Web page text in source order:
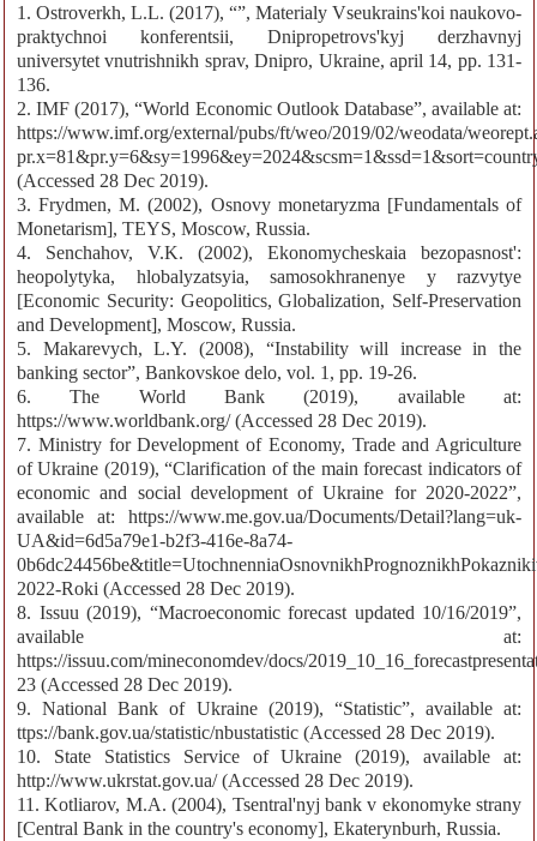
1. Ostroverkh, L.L. (2017), “”, Materialy Vseukrains'koi naukovo-
praktychnoi konferentsii, Dnipropetrovs'kyj derzhavnyj
universytet vnutrishnikh sprav, Dnipro, Ukraine, april 14, pp. 131-
136.
2. IMF (2017), “World Economic Outlook Database”, available at:
https://www.imf.org/external/pubs/ft/weo/2019/02/weodata/
(Accessed 28 Dec 2019).
3. Frydmen, M. (2002), Osnovy monetaryzma [Fundamentals of
Monetarism], TEYS, Moscow, Russia.
4. Senchahov, V.K. (2002), Ekonomycheskaia bezopasnost':
heopolytyka, hlobalyzatsyia, samosokhranenye y razvytye
[Economic Security: Geopolitics, Globalization, Self-Preservation
and Development], Moscow, Russia.
5. Makarevych, L.Y. (2008), “Instability will increase in the
banking sector”, Bankovskoe delo, vol. 1, pp. 19-26.
6. The World Bank (2019), available at:
https://www.worldbank.org/ (Accessed 28 Dec 2019).
7. Ministry for Development of Economy, Trade and Agriculture
of Ukraine (2019), “Clarification of the main forecast indicators of
economic and social development of Ukraine for 2020-2022”,
available at: https://www.me.gov.ua/Documents/Detail?lang=uk-
UA&id=6d5a79e1-b2f3-416e-8a74-
2022-Roki (Accessed 28 Dec 2019).
8. Issuu (2019), “Macroeconomic forecast updated 10/16/2019”,
available at:
https://issuu.com/mineconomdev/docs/
23 (Accessed 28 Dec 2019).
9. National Bank of Ukraine (2019), “Statistic”, available at:
ttps://bank.gov.ua/statistic/nbustatistic (Accessed 28 Dec 2019).
10. State Statistics Service of Ukraine (2019), available at:
http://www.ukrstat.gov.ua/ (Accessed 28 Dec 2019).
11. Kotliarov, M.A. (2004), Tsentral'nyj bank v ekonomyke strany
[Central Bank in the country's economy], Ekaterynburh, Russia.